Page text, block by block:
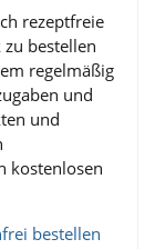
rezeptfreie
bestellen
regelmäßig
und
und
kostenlosen
bestellen